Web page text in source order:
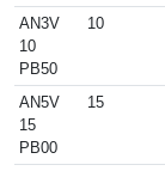
AN3V
10
PB50
10
AN5V
15
PB00
15